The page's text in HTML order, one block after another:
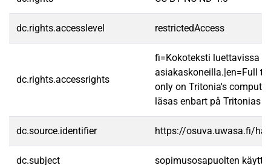
dc.rights.accesslevel restrictedAccess
dc.rights.accessrights
fi=Kokoteksti luettavissa
asiakaskoneilla.|en=Full
only on Tritonia's
läsas enbart på Tritonias
dc.source.identifier https://osuva.uwasa.fi/
dc.subject sopimusosapuolten